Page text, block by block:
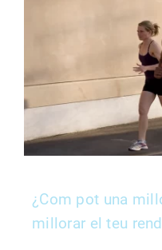
¿Com pot una
millorar el teu